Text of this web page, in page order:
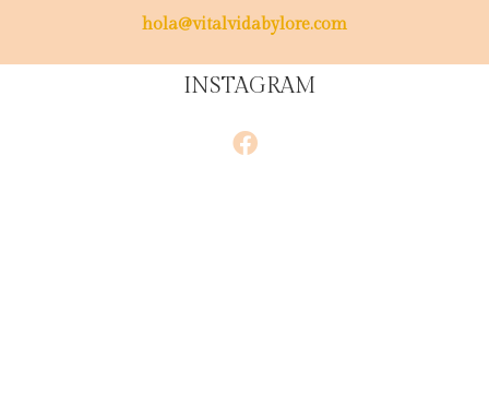
hola@vitalvidabylore.com
INSTAGRAM